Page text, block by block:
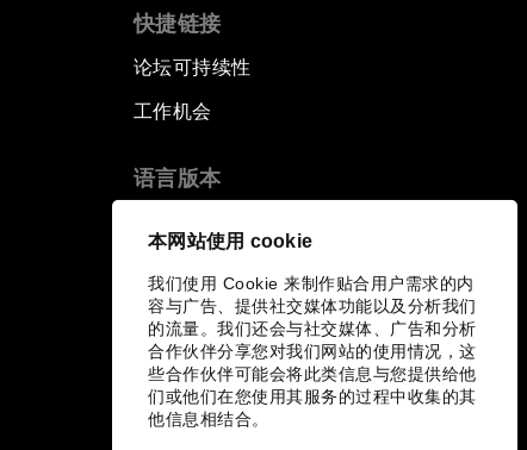
本网站使用 cookie
我们使用 Cookie 来制作贴合用户需求的内
容与广告、提供社交媒体功能以及分析我们
的流量。我们还会与社交媒体、广告和分析
合作伙伴分享您对我们网站的使用情况，这
些合作伙伴可能会将此类信息与您提供给他
们或他们在您使用其服务的过程中收集的其
他信息相结合。
快捷链接
论坛可持续性
工作机会
语言版本